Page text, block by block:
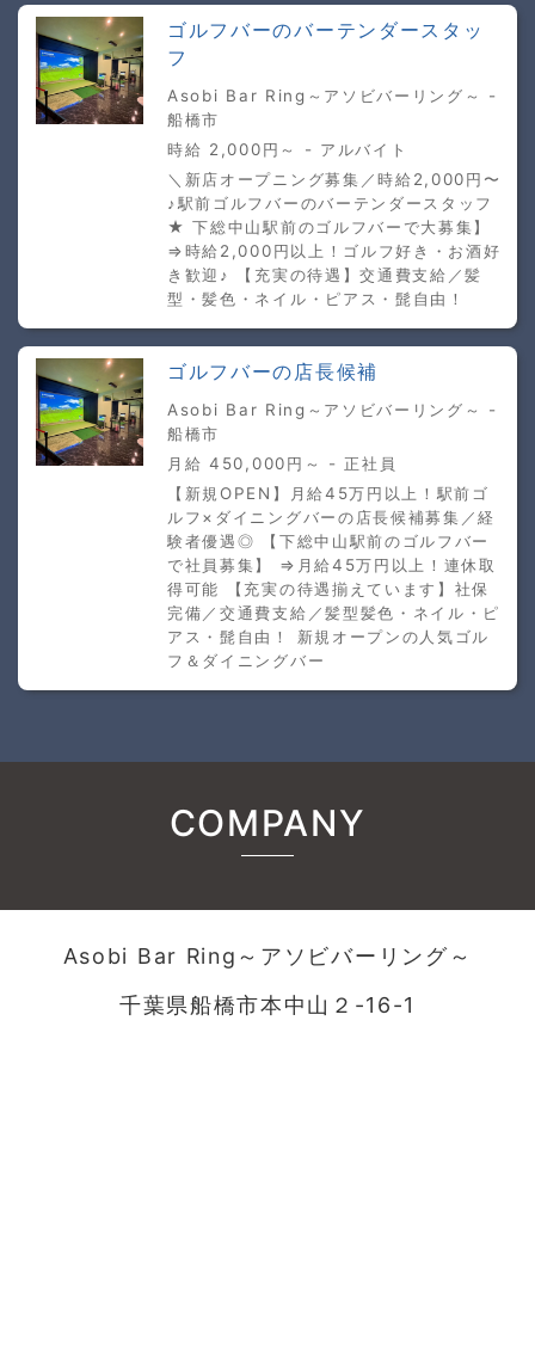
ゴルフバーのバーテンダースタッ
フ
Asobi Bar Ring～アソビバーリング～ -
船橋市
時給 2,000円～ - アルバイト
＼新店オープニング募集／時給2,000円〜
♪駅前ゴルフバーのバーテンダースタッフ
★ 下総中山駅前のゴルフバーで大募集】
⇒時給2,000円以上！ゴルフ好き・お酒好
き歓迎♪ 【充実の待遇】交通費支給／髪
型・髪色・ネイル・ピアス・髭自由！
ゴルフバーの店長候補
Asobi Bar Ring～アソビバーリング～ -
船橋市
月給 450,000円～ - 正社員
【新規OPEN】月給45万円以上！駅前ゴ
ルフ×ダイニングバーの店長候補募集／経
験者優遇◎ 【下総中山駅前のゴルフバー
で社員募集】 ⇒月給45万円以上！連休取
得可能 【充実の待遇揃えています】社保
完備／交通費支給／髪型髪色・ネイル・ピ
アス・髭自由！ 新規オープンの人気ゴル
フ＆ダイニングバー
COMPANY
Asobi Bar Ring～アソビバーリング～
千葉県船橋市本中山２-16-1